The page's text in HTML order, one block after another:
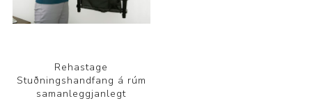
Rehastage
Stuðningshandfang á rúm
samanleggjanlegt